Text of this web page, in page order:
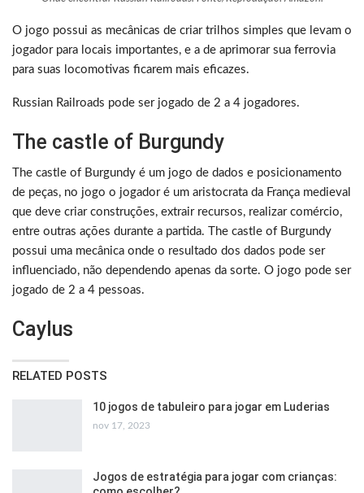
O jogo possui as mecânicas de criar trilhos simples que levam o
jogador para locais importantes, e a de aprimorar sua ferrovia
para suas locomotivas ficarem mais eficazes.
Russian Railroads pode ser jogado de 2 a 4 jogadores.
The castle of Burgundy
The castle of Burgundy é um jogo de dados e posicionamento
de peças, no jogo o jogador é um aristocrata da França medieval
que deve criar construções, extrair recursos, realizar comércio,
entre outras ações durante a partida. The castle of Burgundy
possui uma mecânica onde o resultado dos dados pode ser
influenciado, não dependendo apenas da sorte. O jogo pode ser
jogado de 2 a 4 pessoas.
Caylus
RELATED POSTS
10 jogos de tabuleiro para jogar em Luderias
nov 17, 2023
Jogos de estratégia para jogar com crianças: